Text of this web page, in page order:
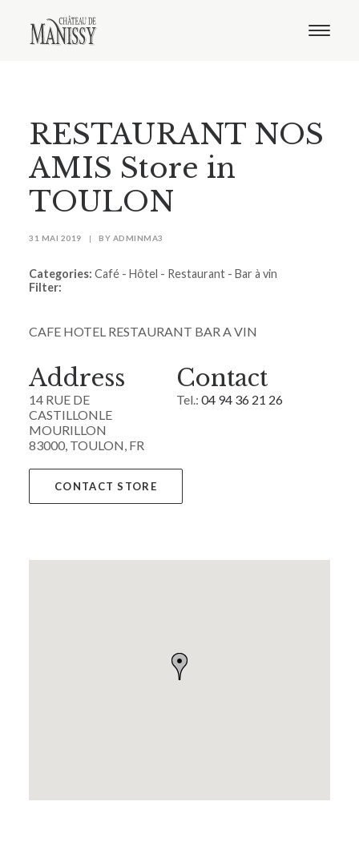
Distribution
Contact
RESTAURANT NOS
AMIS Store in
TOULON
31 MAI 2019 | BY ADMINMA3
Categories: Café - Hôtel - Restaurant - Bar à vin
Filter:
CAFE HOTEL RESTAURANT BAR A VIN
Address
14 RUE DE
CASTILLONLE
MOURILLON
83000, TOULON, FR
Contact
Tel.:04 94 36 21 26
CONTACT STORE